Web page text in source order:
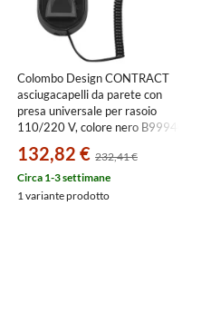
Colombo Design CONTRACT
asciugacapelli da parete con
presa universale per rasoio
110/220 V, colore nero B99940
132,82 € 232,41 €
Circa 1-3 settimane
1 variante prodotto